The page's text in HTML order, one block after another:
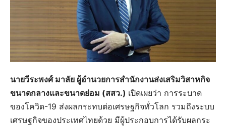
นายวีระพงศ์ มาลัย ผู้อำนวยการสำนักงานส่งเสริมวิสาหกิจ
ขนาดกลางและขนาดย่อม (สสว.) เปิดเผยว่า การระบาด
ของโควิด-19 ส่งผลกระทบต่อเศรษฐกิจทั่วโลก รวมถึงระบบ
เศรษฐกิจของประเทศไทยด้วย มีผู้ประกอบการได้รับผลกระ